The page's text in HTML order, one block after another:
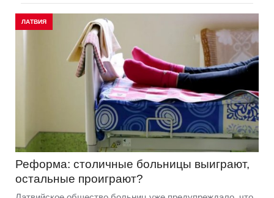
ЛАТВИЯ
Реформа: столичные больницы выиграют,
остальные проиграют?